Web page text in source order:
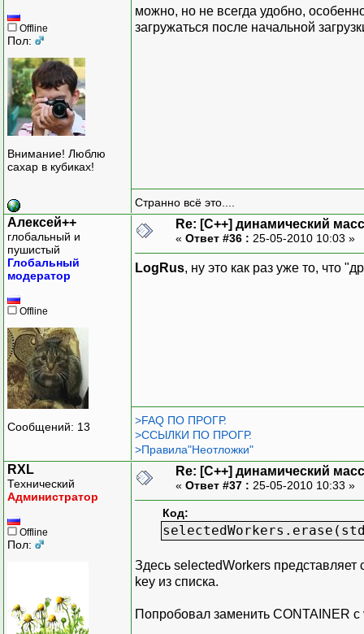
Offline
Пол:
Внимание! Люблю
сахар в кубиках!
можно, но не всегда удобно,
загружаться после начальной
Странно всё это....
Алексей++
глобальный и
пушистый
Глобальный
модератор
Offline
Сообщений: 13
Re: [C++] динамический
« Ответ #36 : 25-05-2010 10:03 »
LogRus, ну это как раз уже то, что
>FAQ ПО ПРОГР.
>ССЫЛКИ ПО ПРОГР.
>Правила"Неотложки"
RXL
Технический
Администратор
Offline
Пол:
Re: [C++] динамический
« Ответ #37 : 25-05-2010 10:33 »
Код:
Здесь selectedWorkers
key из списка.
Попробовал заменить CONTAINER